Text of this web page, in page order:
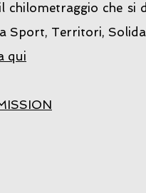
che si
Sport, Territori,
qui